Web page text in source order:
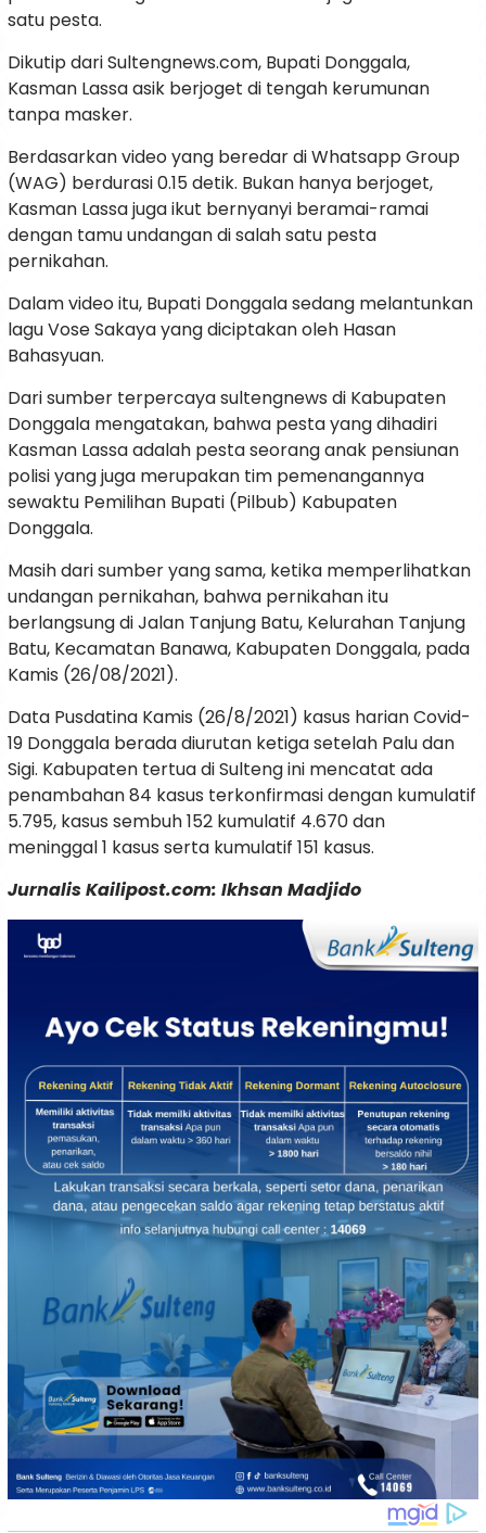
satu pesta.
Dikutip dari Sultengnews.com, Bupati Donggala,
Kasman Lassa asik berjoget di tengah kerumunan
tanpa masker.
Berdasarkan video yang beredar di Whatsapp Group
(WAG) berdurasi 0.15 detik. Bukan hanya berjoget,
Kasman Lassa juga ikut bernyanyi beramai-ramai
dengan tamu undangan di salah satu pesta
pernikahan.
Dalam video itu, Bupati Donggala sedang melantunkan
lagu Vose Sakaya yang diciptakan oleh Hasan
Bahasyuan.
Dari sumber terpercaya sultengnews di Kabupaten
Donggala mengatakan, bahwa pesta yang dihadiri
Kasman Lassa adalah pesta seorang anak pensiunan
polisi yang juga merupakan tim pemenangannya
sewaktu Pemilihan Bupati (Pilbub) Kabupaten
Donggala.
Masih dari sumber yang sama, ketika memperlihatkan
undangan pernikahan, bahwa pernikahan itu
berlangsung di Jalan Tanjung Batu, Kelurahan Tanjung
Batu, Kecamatan Banawa, Kabupaten Donggala, pada
Kamis (26/08/2021).
Data Pusdatina Kamis (26/8/2021) kasus harian Covid-
19 Donggala berada diurutan ketiga setelah Palu dan
Sigi. Kabupaten tertua di Sulteng ini mencatat ada
penambahan 84 kasus terkonfirmasi dengan kumulatif
5.795, kasus sembuh 152 kumulatif 4.670 dan
meninggal 1 kasus serta kumulatif 151 kasus.
Jurnalis Kailipost.com: Ikhsan Madjido